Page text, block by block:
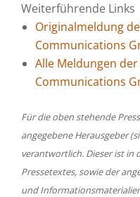
Weiterführende Links
Originalmeldung
Communications
Alle Meldungen
Communications
Für die oben stehende
angegebene Herausgeber
verantwortlich. Dieser ist in
Pressetextes, sowie der
und